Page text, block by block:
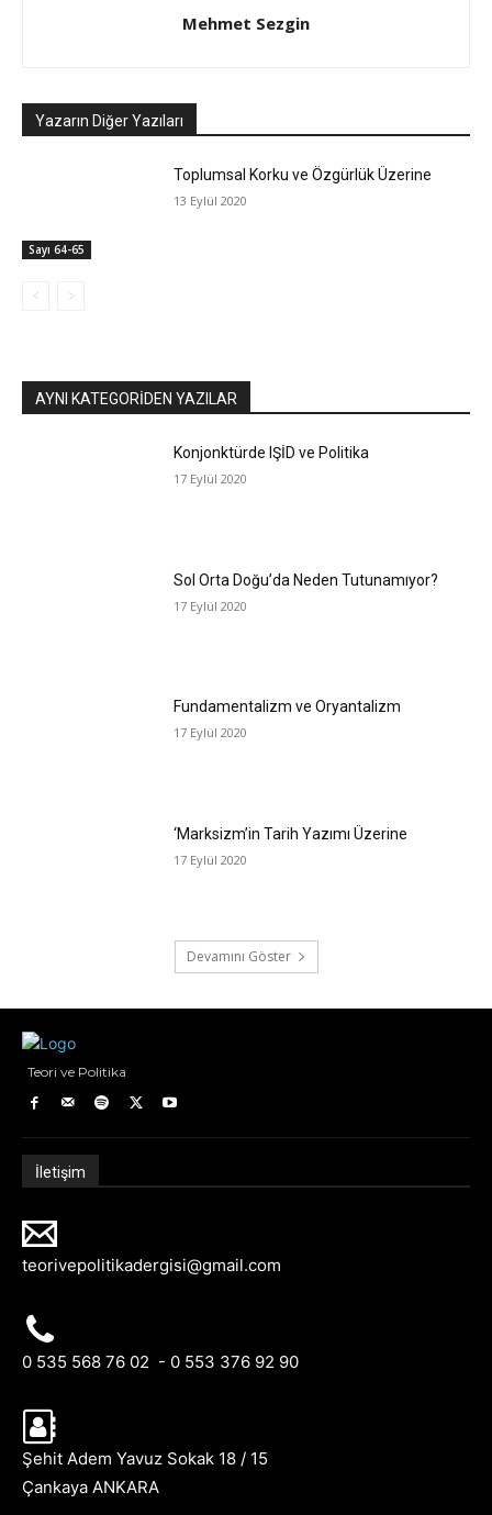
Mehmet Sezgin
Yazarın Diğer Yazıları
Sayı 64-65
Toplumsal Korku ve Özgürlük Üzerine
13 Eylül 2020
AYNI KATEGORIDEN YAZILAR
Konjonktürde IŞİD ve Politika
17 Eylül 2020
Sol Orta Doğu’da Neden Tutunamıyor?
17 Eylül 2020
Fundamentalizm ve Oryantalizm
17 Eylül 2020
‘Marksizm’in Tarih Yazımı Üzerine
17 Eylül 2020
Devamını Göster
Teori ve Politika
İletişim
teorivepolitikadergisi@gmail.com
0 535 568 76 02 - 0 553 376 92 90
Şehit Adem Yavuz Sokak 18 / 15
Çankaya ANKARA